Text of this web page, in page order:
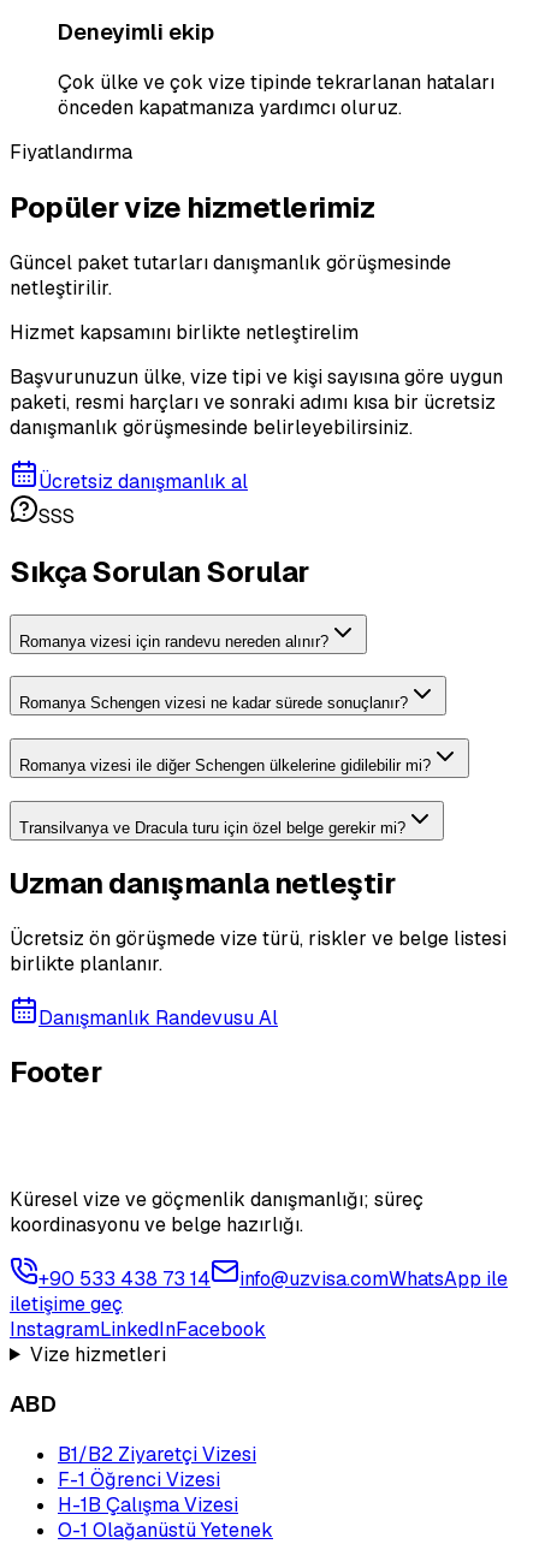
Deneyimli ekip
Çok ülke ve çok vize tipinde tekrarlanan hataları
önceden kapatmanıza yardımcı oluruz.
Fiyatlandırma
Popüler vize hizmetlerimiz
Güncel paket tutarları danışmanlık görüşmesinde
netleştirilir.
Hizmet kapsamını birlikte netleştirelim
Başvurunuzun ülke, vize tipi ve kişi sayısına göre uygun
paketi, resmi harçları ve sonraki adımı kısa bir ücretsiz
danışmanlık görüşmesinde belirleyebilirsiniz.
Ücretsiz danışmanlık al
SSS
Sıkça Sorulan Sorular
Romanya vizesi için randevu nereden alınır?
Romanya Schengen vizesi ne kadar sürede sonuçlanır?
Romanya vizesi ile diğer Schengen ülkelerine gidilebilir mi?
Transilvanya ve Dracula turu için özel belge gerekir mi?
Uzman danışmanla netleştir
Ücretsiz ön görüşmede vize türü, riskler ve belge listesi
birlikte planlanır.
Danışmanlık Randevusu Al
Footer
Küresel vize ve göçmenlik danışmanlığı; süreç
koordinasyonu ve belge hazırlığı.
+90 533 438 73 14 info@uzvisa.comWhatsApp ile
iletişime geç
InstagramLinkedInFacebook
Vize hizmetleri
ABD
B1/B2 Ziyaretçi Vizesi
F-1 Öğrenci Vizesi
H-1B Çalışma Vizesi
O-1 Olağanüstü Yetenek